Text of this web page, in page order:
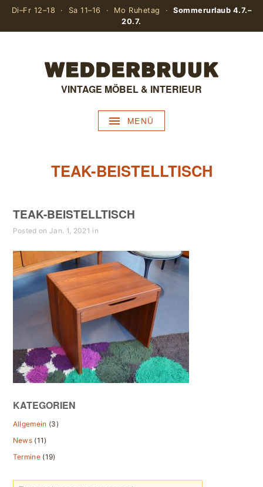
Di–Fr 12–18 · Sa 11–16 · Mo Ruhetag ·Sommerurlaub 4.7.–
20.7.
VINTAGE MÖBEL & INTERIEUR
MENÜ
TEAK-BEISTELLTISCH
TEAK-BEISTELLTISCH
Posted on Jan. 1, 2021 in
KATEGORIEN
Allgemein (3)
News (11)
Termine (19)